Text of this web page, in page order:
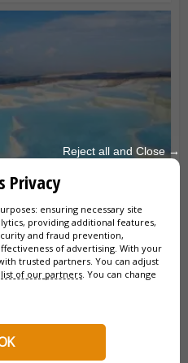
ȘI
e Hierápolis, o «castelo
completo fornece todas
a sua visita: como
Reject all and Close →
Privacy
ensuring necessary site
providing additional features,
and fraud prevention,
of advertising. With your
trusted partners. You can adjust
list of our partners . You can change